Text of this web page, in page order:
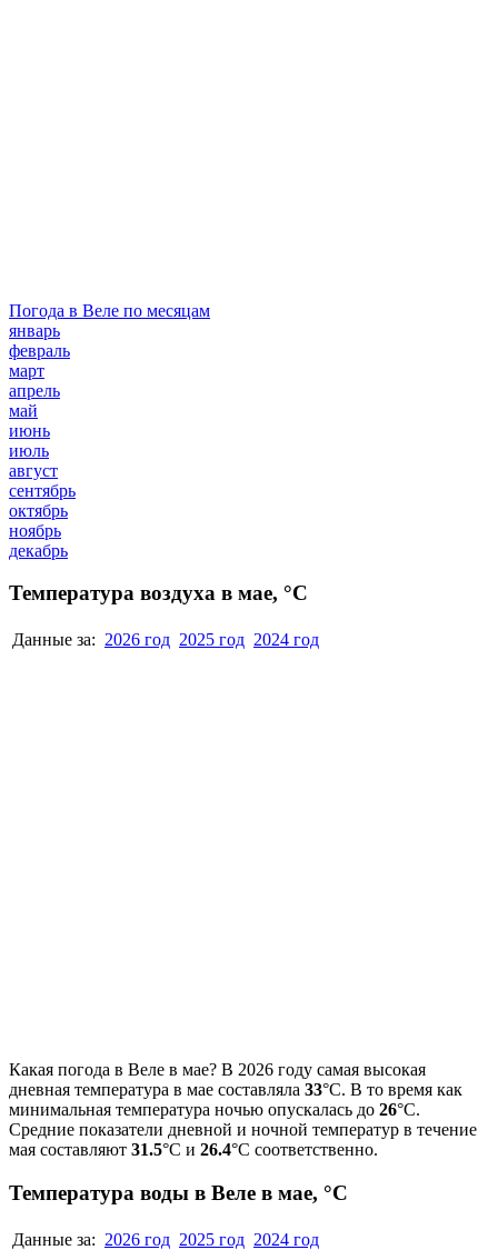
Погода в Веле по месяцам
январь
февраль
март
апрель
май
июнь
июль
август
сентябрь
октябрь
ноябрь
декабрь
Температура воздуха в мае, °C
Данные за: 2026 год 2025 год 2024 год
Какая погода в Веле в мае? В 2026 году самая высокая
дневная температура в мае составляла 33°С. В то время как
минимальная температура ночью опускалась до 26°C.
Средние показатели дневной и ночной температур в течение
мая составляют 31.5°С и 26.4°С соответственно.
Температура воды в Веле в мае, °C
Данные за: 2026 год 2025 год 2024 год